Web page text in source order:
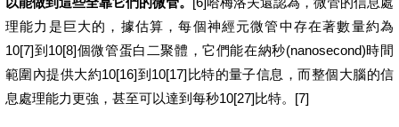
理能力是巨大的，據估算，每個神經元微管中存在著數量約為
10[7]到10[8]個微管蛋白二聚體，它們能在納秒(nanosecond)時間
範圍內提供大約10[16]到10[17]比特的量子信息，而整個大腦的信
息處理能力更強，甚至可以達到每秒10[27]比特。[7]